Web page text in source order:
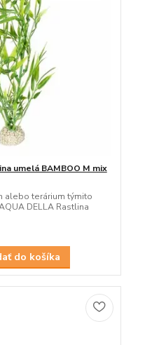
umelá BAMBOO M mix
alebo terárium týmito
DELLA Rastlina
do košíka